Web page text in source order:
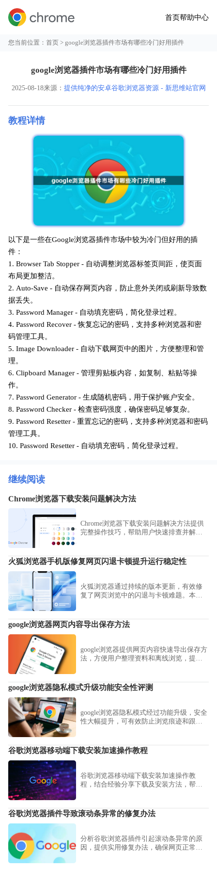
首页帮助中心
您当前位置：首页 > google浏览器插件市场有哪些冷门好用插件
google浏览器插件市场有哪些冷门好用插件
2025-08-18来源： 提供纯净的安卓谷歌浏览器资源 - 新思维站官网
教程详情
以下是一些在Google浏览器插件市场中较为冷门但好用的插
件：
1. Browser Tab Stopper - 自动调整浏览器标签页间距，使页面
布局更加整洁。
2. Auto-Save - 自动保存网页内容，防止意外关闭或刷新导致数
据丢失。
3. Password Manager - 自动填充密码，简化登录过程。
4. Password Recover - 恢复忘记的密码，支持多种浏览器和密
码管理工具。
5. Image Downloader - 自动下载网页中的图片，方便整理和管
理。
6. Clipboard Manager - 管理剪贴板内容，如复制、粘贴等操
作。
7. Password Generator - 生成随机密码，用于保护账户安全。
8. Password Checker - 检查密码强度，确保密码足够复杂。
9. Password Resetter - 重置忘记的密码，支持多种浏览器和密码
管理工具。
10. Password Resetter - 自动填充密码，简化登录过程。
继续阅读
Chrome浏览器下载安装问题解决方法
Chrome浏览器下载安装问题解决方法提供
完整操作技巧，帮助用户快速排查并解决
火狐浏览器手机版修复网页闪退卡顿提升运行稳定性
火狐浏览器通过持续的版本更新，有效修
复了网页浏览中的闪退与卡顿难题。本文
畅、可靠的上网环境，确保复杂网页在高
负载下依然平稳运行。
google浏览器网页内容导出保存方法
google浏览器提供网页内容快速导出保存方
法，方便用户整理资料和离线浏览，提高
google浏览器隐私模式升级功能安全性评测
google浏览器隐私模式经过功能升级，安全
性大幅提升，可有效防止浏览痕迹和跟
谷歌浏览器移动端下载安装加速操作教程
谷歌浏览器移动端下载安装加速操作教
程，结合经验分享下载及安装方法，帮助
谷歌浏览器插件导致滚动条异常的修复办法
分析谷歌浏览器插件引起滚动条异常的原
因，提供实用修复办法，确保网页正常滚